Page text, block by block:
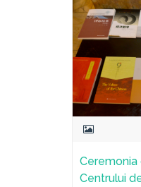
Centrului